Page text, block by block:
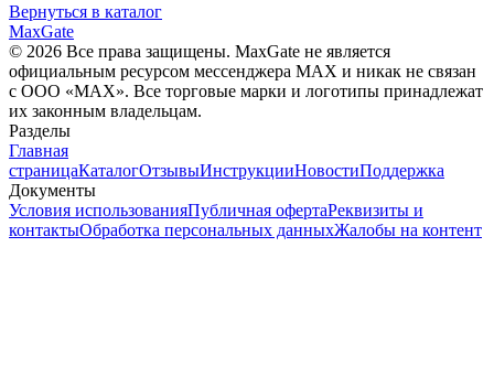
Вернуться в каталог
MaxGate
© 2026 Все права защищены. MaxGate не является
официальным ресурсом мессенджера MAX и никак не связан
с ООО «МАХ». Все торговые марки и логотипы принадлежат
их законным владельцам.
Разделы
Главная
страницаКаталогОтзывыИнструкцииНовостиПоддержка
Документы
Условия использованияПубличная офертаРеквизиты и
контактыОбработка персональных данныхЖалобы на контент